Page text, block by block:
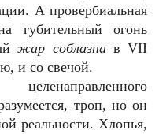
А провербиальная
губительный огонь
жар соблазна вVII
и со свечой.
троп, но он
реальности. Хлопья,